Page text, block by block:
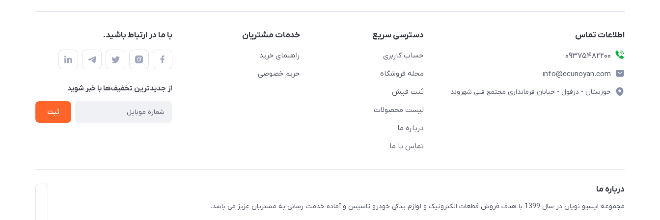
اطلاعات تماس
09375482200
info@ecunoyan.com
خوزستان - دزفول - خیابان فرمانداری مجتمع فنی شهروند
دسترسی سریع
حساب کاربری
مجله فروشگاه
ثبت فیش
لیست محصولات
درباره ما
تماس با ما
خدمات مشتریان
راهنمای خرید
حریم خصوصی
با ما در ارتباط باشید.
از جدید‌ترین تخفیف‌ها با‌ خبر شوید
ثبت
درباره ما
مجموعه ایسیو نویان در سال 1399 با هدف فروش قطعات الکترونیک و لوازم یدکی خودرو تاسیس و آماده خدمت رسانی به مشتریان عزیز می باشد.